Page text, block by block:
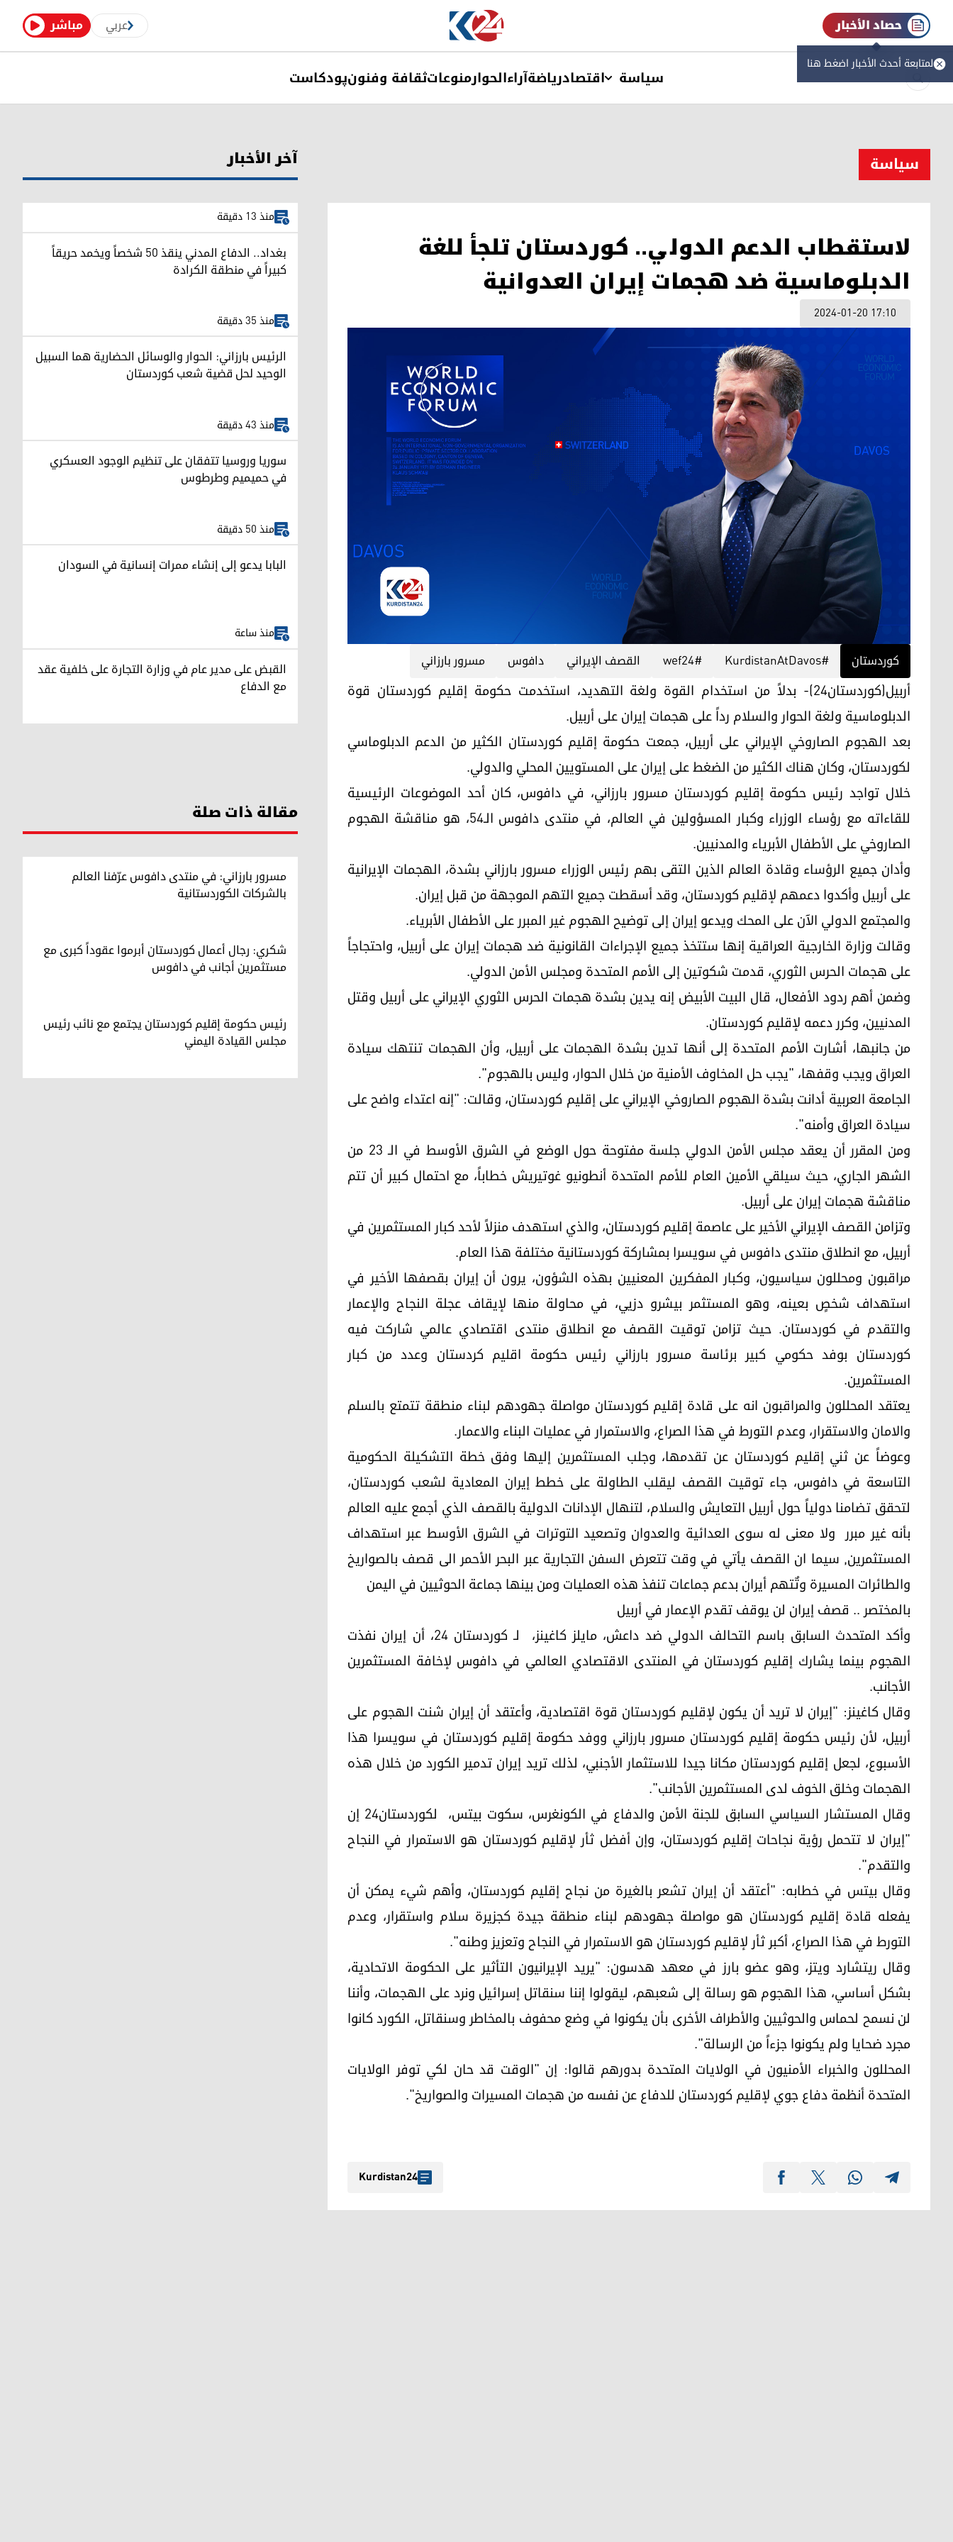
مباشر عربي حصاد الأخبار
لمتابعة أحدث الأخبار اضغط هنا
سیاسة اقتصادریاضةآراءالحوارمنوعاتثقافة وفنونپودکاست
سیاسة
لاستقطاب الدعم الدولي.. كوردستان تلجأ للغة
الدبلوماسية ضد هجمات إيران العدوانية
2024-01-20 17:10
کوردستان #KurdistanAtDavos
#wef24 القصف الإيراني دافوس مسرور بارزاني
أربيل(كوردستان24)- بدلاً من استخدام القوة ولغة التهديد، استخدمت حكومة إقليم كوردستان قوة
الدبلوماسية ولغة الحوار والسلام رداً على هجمات إيران على أربيل.
بعد الهجوم الصاروخي الإيراني على أربيل، جمعت حكومة إقليم كوردستان الكثير من الدعم الدبلوماسي
لكوردستان، وكان هناك الكثير من الضغط على إيران على المستويين المحلي والدولي.
خلال تواجد رئيس حكومة إقليم كوردستان مسرور بارزاني، في دافوس، كان أحد الموضوعات الرئيسية
للقاءاته مع رؤساء الوزراء وكبار المسؤولين في العالم، في منتدى دافوس الـ54، هو مناقشة الهجوم
الصاروخي على الأطفال الأبرياء والمدنيين.
وأدان جميع الرؤساء وقادة العالم الذين التقى بهم رئيس الوزراء مسرور بارزاني بشدة، الهجمات الإيرانية
على أربيل وأكدوا دعمهم لإقليم كوردستان، وقد أسقطت جميع التهم الموجهة من قبل إيران.
والمجتمع الدولي الآن على المحك ويدعو إيران إلى توضيح الهجوم غير المبرر على الأطفال الأبرياء.
وقالت وزارة الخارجية العراقية إنها ستتخذ جميع الإجراءات القانونية ضد هجمات إيران على أربيل، واحتجاجاً
على هجمات الحرس الثوري، قدمت شكوتين إلى الأمم المتحدة ومجلس الأمن الدولي.
وضمن أهم ردود الأفعال، قال البيت الأبيض إنه يدين بشدة هجمات الحرس الثوري الإيراني على أربيل وقتل
المدنيين، وكرر دعمه لإقليم كوردستان.
من جانبها، أشارت الأمم المتحدة إلى أنها تدين بشدة الهجمات على أربيل، وأن الهجمات تنتهك سيادة
العراق ويجب وقفها، "يجب حل المخاوف الأمنية من خلال الحوار، وليس بالهجوم".
الجامعة العربية أدانت بشدة الهجوم الصاروخي الإيراني على إقليم كوردستان، وقالت: "إنه اعتداء واضح على
سيادة العراق وأمنه".
ومن المقرر أن يعقد مجلس الأمن الدولي جلسة مفتوحة حول الوضع في الشرق الأوسط في الـ 23 من
الشهر الجاري، حيث سيلقي الأمين العام للأمم المتحدة أنطونيو غوتيريش خطاباً، مع احتمال كبير أن تتم
مناقشة هجمات إيران على أربيل.
وتزامن القصف الإيراني الأخير على عاصمة إقليم كوردستان، والذي استهدف منزلاً لأحد كبار المستثمرين في
أربيل، مع انطلاق منتدى دافوس في سويسرا بمشاركة كوردستانية مختلفة هذا العام.
مراقبون ومحللون سياسيون، وكبار المفكرين المعنيين بهذه الشؤون، يرون أن إيران بقصفها الأخير في
استهداف شخصٍ بعينه، وهو المستثمر بيشرو دزيي، في محاولة منها لإيقاف عجلة النجاح والإعمار
والتقدم في كوردستان. حيث تزامن توقيت القصف مع انطلاق منتدى اقتصادي عالمي شاركت فيه
كوردستان بوفد حكومي كبير برئاسة مسرور بارزاني رئيس حكومة اقليم كردستان وعدد من كبار
المستثمرين.
يعتقد المحللون والمراقبون انه علی قادة إقليم كوردستان مواصلة جهودهم لبناء منطقة تتمتع بالسلم
والامان والاستقرار، وعدم التورط في هذا الصراع، والاستمرار في عمليات البناء والاعمار.
وعوضاً عن ثني إقليم كوردستان عن تقدمها، وجلب المستثمرين إليها وفق خطة التشكيلة الحكومية
التاسعة في دافوس، جاء توقيت القصف ليقلب الطاولة على خطط إيران المعادية لشعب كوردستان،
لتحقق تضامنا دولياً حول أربيل التعايش والسلام، لتنهال الإدانات الدولية بالقصف الذي أجمع عليه العالم
بأنه غير مبرر ولا معنى له سوى العدائية والعدوان وتصعيد التوترات في الشرق الأوسط عبر استهداف
المستثمرين, سيما ان القصف يأتي في وقت تتعرض السفن التجارية عبر البحر الأحمر الى قصف بالصواريخ
والطائرات المسيرة وتٌتهم أيران بدعم جماعات تنفذ هذه العمليات ومن بينها جماعة الحوثيين في اليمن
بالمختصر .. قصف إيران لن يوقف تقدم الإعمار في أربيل
وأكد المتحدث السابق باسم التحالف الدولي ضد داعش، مايلز كاغينز، لـ كوردستان 24، أن إيران نفذت
الهجوم بينما يشارك إقليم كوردستان في المنتدى الاقتصادي العالمي في دافوس لإخافة المستثمرين
الأجانب.
وقال كاغينز: "إيران لا تريد أن يكون لإقليم كوردستان قوة اقتصادية، وأعتقد أن إيران شنت الهجوم على
أربيل، لأن رئيس حكومة إقليم كوردستان مسرور بارزاني ووفد حكومة إقليم كوردستان في سويسرا هذا
الأسبوع، لجعل إقليم كوردستان مكانا جيدا للاستثمار الأجنبي، لذلك تريد إيران تدمير الكورد من خلال هذه
الهجمات وخلق الخوف لدى المستثمرين الأجانب".
وقال المستشار السياسي السابق للجنة الأمن والدفاع في الكونغرس، سكوت بيتس، لكوردستان24 إن
"إيران لا تتحمل رؤية نجاحات إقليم كوردستان، وإن أفضل ثأر لإقليم كوردستان هو الاستمرار في النجاح
والتقدم".
وقال بيتس في خطابه: "أعتقد أن إيران تشعر بالغيرة من نجاح إقليم كوردستان، وأهم شيء يمكن أن
يفعله قادة إقليم كوردستان هو مواصلة جهودهم لبناء منطقة جيدة كجزيرة سلام واستقرار، وعدم
التورط في هذا الصراع، أكبر ثأر لإقليم كوردستان هو الاستمرار في النجاح وتعزيز وطنه".
وقال ريتشارد ويتز، وهو عضو بارز في معهد هدسون: "يريد الإيرانيون التأثير على الحكومة الاتحادية،
بشكل أساسي، هذا الهجوم هو رسالة إلى شعبهم، ليقولوا إننا سنقاتل إسرائيل ونرد على الهجمات، وأننا
لن نسمح لحماس والحوثيين والأطراف الأخرى بأن يكونوا في وضع محفوف بالمخاطر وسنقاتل، الكورد كانوا
مجرد ضحايا ولم يكونوا جزءاً من الرسالة".
المحللون والخبراء الأمنيون في الولايات المتحدة بدورهم قالوا: إن "الوقت قد حان لكي توفر الولايات
المتحدة أنظمة دفاع جوي لإقليم كوردستان للدفاع عن نفسه من هجمات المسيرات والصواريخ".
Kurdistan24
آخر الأخبار
منذ 13 دقيقة
بغداد.. الدفاع المدني ينقذ 50 شخصاً ويخمد حريقاً
كبيراً في منطقة الكرادة
منذ 35 دقيقة
الرئيس بارزاني: الحوار والوسائل الحضارية هما السبيل
الوحيد لحل قضية شعب كوردستان
منذ 43 دقيقة
سوريا وروسيا تتفقان على تنظيم الوجود العسكري
في حميميم وطرطوس
منذ 50 دقيقة
البابا يدعو إلى إنشاء ممرات إنسانية في السودان
منذ ساعة
القبض على مدير عام في وزارة التجارة على خلفية عقد
مع الدفاع
مقالة ذات صلة
مسرور بارزاني: في منتدى دافوس عرّفنا العالم
بالشركات الكوردستانية
شكري: رجال أعمال كوردستان أبرموا عقوداً كبرى مع
مستثمرين أجانب في دافوس
رئيس حكومة إقليم كوردستان يجتمع مع نائب رئيس
مجلس القيادة اليمني